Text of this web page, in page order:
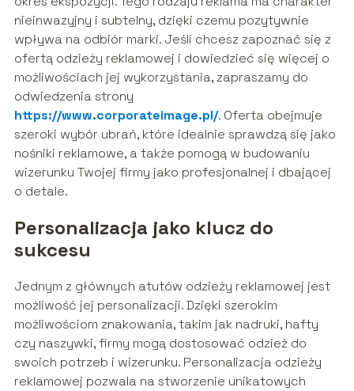
nieinwazyjny i subtelny, dzięki czemu pozytywnie
wpływa na odbiór marki. Jeśli chcesz zapoznać się z
ofertą odzieży reklamowej i dowiedzieć się więcej o
możliwościach jej wykorzystania, zapraszamy do
odwiedzenia strony
https://www.corporateimage.pl/. Oferta obejmuje
szeroki wybór ubrań, które idealnie sprawdzą się jako
nośniki reklamowe, a także pomogą w budowaniu
wizerunku Twojej firmy jako profesjonalnej i dbającej
o detale.
Personalizacja jako klucz do
sukcesu
Jednym z głównych atutów odzieży reklamowej jest
możliwość jej personalizacji. Dzięki szerokim
możliwościom znakowania, takim jak nadruki, hafty
czy naszywki, firmy mogą dostosować odzież do
swoich potrzeb i wizerunku. Personalizacja odzieży
reklamowej pozwala na stworzenie unikatowych